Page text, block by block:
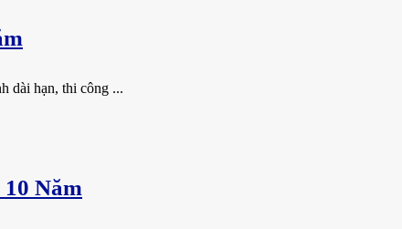
dài hạn, thi công ...
Năm